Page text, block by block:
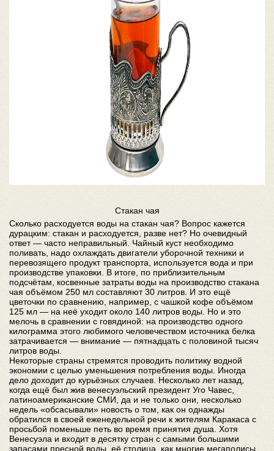
Стакан чая
Сколько расходуется воды на стакан чая? Вопрос кажется
дурацким: стакан и расходуется, разве нет? Но очевидный
ответ — часто неправильный. Чайный куст необходимо
поливать, надо охлаждать двигатели уборочной техники и
перевозящего продукт транспорта, используется вода и при
производстве упаковки. В итоге, по приблизительным
подсчётам, косвенные затраты воды на производство стакана
чая объёмом 250 мл составляют 30 литров. И это ещё
цветочки по сравнению, например, с чашкой кофе объёмом
125 мл — на неё уходит около 140 литров воды. Но и это
мелочь в сравнении с говядиной: на производство одного
килограмма этого любимого человечеством источника белка
затрачивается — внимание — пятнадцать с половиной тысяч
литров воды.
Некоторые страны стремятся проводить политику водной
экономии с целью уменьшения потребления воды. Иногда
дело доходит до курьёзных случаев. Несколько лет назад,
когда ещё был жив венесуэльский президент Уго Чавес,
латиноамериканские СМИ, да и не только они, несколько
недель «обсасывали» новость о том, как он однажды
обратился в своей еженедельной речи к жителям Каракаса с
просьбой поменьше петь во время принятия душа. Хотя
Венесуэла и входит в десятку стран с самыми большими
запасами пресной воды, её столица, как многие мегаполисы,